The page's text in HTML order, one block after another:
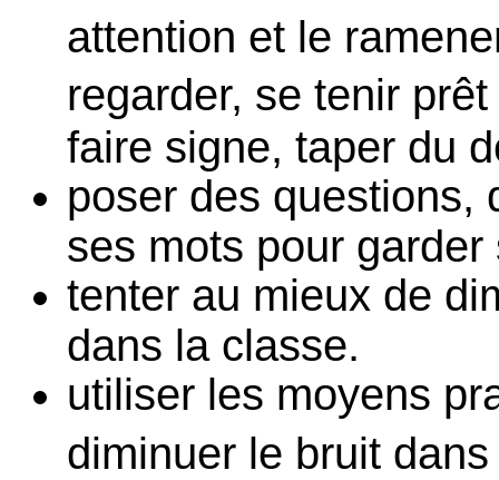
attention et le
regarder, se tenir
faire signe, taper du
poser des questions,
ses mots pour
tenter au mieux de
dans la classe.
utiliser les moyens
diminuer le bruit